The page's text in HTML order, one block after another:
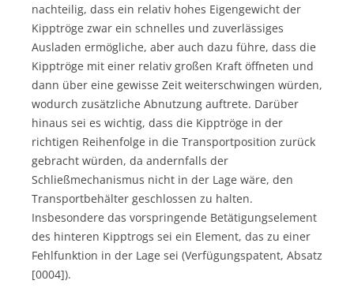
nachteilig, dass ein relativ hohes Eigengewicht der
Kipptröge zwar ein schnelles und zuverlässiges
Ausladen ermögliche, aber auch dazu führe, dass die
Kipptröge mit einer relativ großen Kraft öffneten und
dann über eine gewisse Zeit weiterschwingen würden,
wodurch zusätzliche Abnutzung auftrete. Darüber
hinaus sei es wichtig, dass die Kipptröge in der
richtigen Reihenfolge in die Transportposition zurück
gebracht würden, da andernfalls der
Schließmechanismus nicht in der Lage wäre, den
Transportbehälter geschlossen zu halten.
Insbesondere das vorspringende Betätigungselement
des hinteren Kipptrogs sei ein Element, das zu einer
Fehlfunktion in der Lage sei (Verfügungspatent, Absatz
[0004]).